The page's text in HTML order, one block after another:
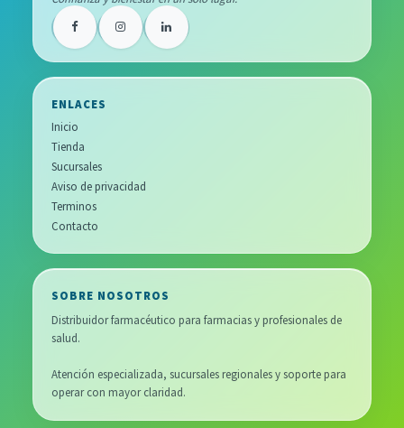
ENLACES
Inicio
Tienda
Sucursales
Aviso de privacidad
Terminos
Contacto
SOBRE NOSOTROS
Distribuidor farmacéutico para farmacias y profesionales de
salud.
Atención especializada, sucursales regionales y soporte para
operar con mayor claridad.